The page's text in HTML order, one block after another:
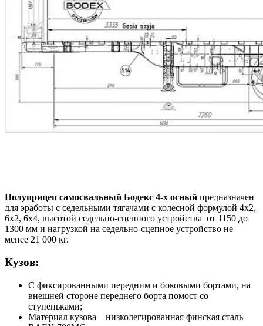
Полуприцеп самосвальный Бодекс 4-х осный предназначен
для эработы с седельными тягачами с колесной формулой 4х2,
6х2, 6х4, высотой седельно-сцепного устройства от 1150 до
1300 мм и нагрузкой на седельно-сцепное устройство не
менее 21 000 кг.
Кузов:
С фиксированными передним и боковыми бортами, на
внешней стороне переднего борта помост со
ступеньками;
Материал кузова – низколегированная финская сталь